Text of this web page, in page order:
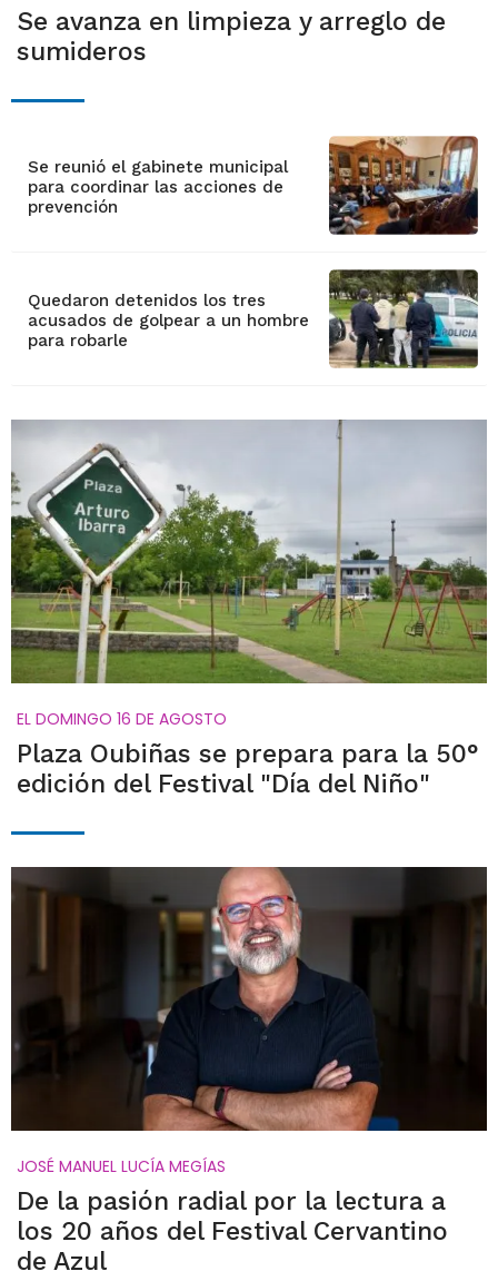
Se avanza en limpieza y arreglo de
sumideros
Se reunió el gabinete municipal
para coordinar las acciones de
prevención
Quedaron detenidos los tres
acusados de golpear a un hombre
para robarle
EL DOMINGO 16 DE AGOSTO
Plaza Oubiñas se prepara para la 50°
edición del Festival "Día del Niño"
JOSÉ MANUEL LUCÍA MEGÍAS
De la pasión radial por la lectura a
los 20 años del Festival Cervantino
de Azul